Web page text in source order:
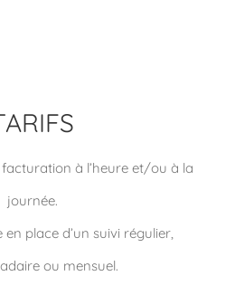
à l’heure et/ou à la
journée.
en place d’un suivi régulier,
ou mensuel.